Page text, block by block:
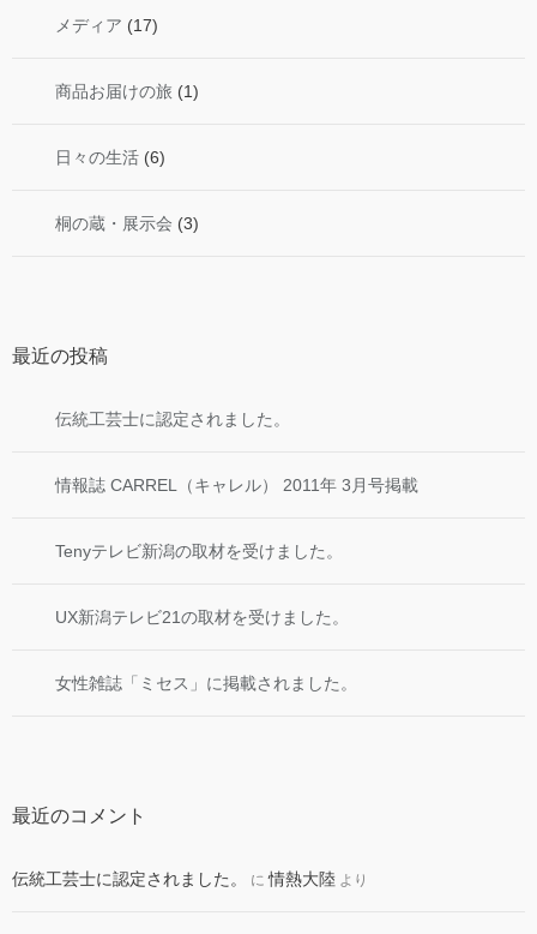
メディア (17)
商品お届けの旅 (1)
日々の生活 (6)
桐の蔵・展示会 (3)
最近の投稿
伝統工芸士に認定されました。
情報誌 CARREL（キャレル） 2011年 3月号掲載
Tenyテレビ新潟の取材を受けました。
UX新潟テレビ21の取材を受けました。
女性雑誌「ミセス」に掲載されました。
最近のコメント
伝統工芸士に認定されました。 に情熱大陸 より